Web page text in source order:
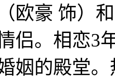
豪 饰）和
侣。相恋3
姻的殿堂